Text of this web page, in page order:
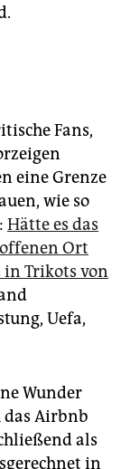
Fans,
eine Grenze
wie so
Hätte es das
Ort
in Trikots von
Uefa,
Wunder
das Airbnb
als
in